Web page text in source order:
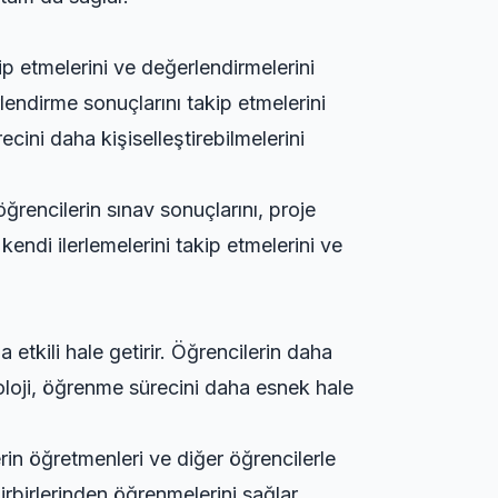
etmelerini ve değerlendirmelerini
sonuçlarını takip etmelerini
daha kişiselleştirebilmelerini
sınav sonuçlarını, proje
ilerlemelerini takip etmelerini ve
etkili hale getirir. Öğrencilerin daha
öğrenme sürecini daha esnek hale
öğretmenleri ve diğer öğrencilerle